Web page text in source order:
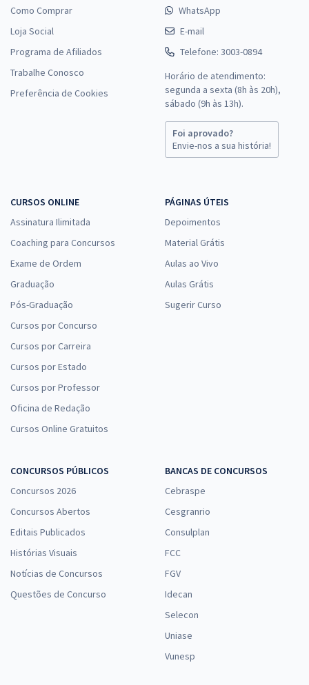
Como Comprar
Loja Social
Programa de Afiliados
Trabalhe Conosco
Preferência de Cookies
WhatsApp
E-mail
Telefone: 3003-0894
Horário de atendimento:
segunda a sexta (8h às 20h),
sábado (9h às 13h).
Foi aprovado?
Envie-nos a sua história!
CURSOS ONLINE
Assinatura Ilimitada
Coaching para Concursos
Exame de Ordem
Graduação
Pós-Graduação
Cursos por Concurso
Cursos por Carreira
Cursos por Estado
Cursos por Professor
Oficina de Redação
Cursos Online Gratuitos
PÁGINAS ÚTEIS
Depoimentos
Material Grátis
Aulas ao Vivo
Aulas Grátis
Sugerir Curso
CONCURSOS PÚBLICOS
Concursos 2026
Concursos Abertos
Editais Publicados
Histórias Visuais
Notícias de Concursos
Questões de Concurso
BANCAS DE CONCURSOS
Cebraspe
Cesgranrio
Consulplan
FCC
FGV
Idecan
Selecon
Uniase
Vunesp